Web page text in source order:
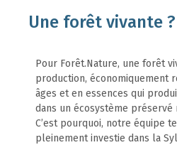
Une forêt vivante ?
Pour Forêt.Nature, une forêt
production, économiquement
âges et en essences qui
dans un écosystème préservé
C’est pourquoi, notre équipe
pleinement investie dans la